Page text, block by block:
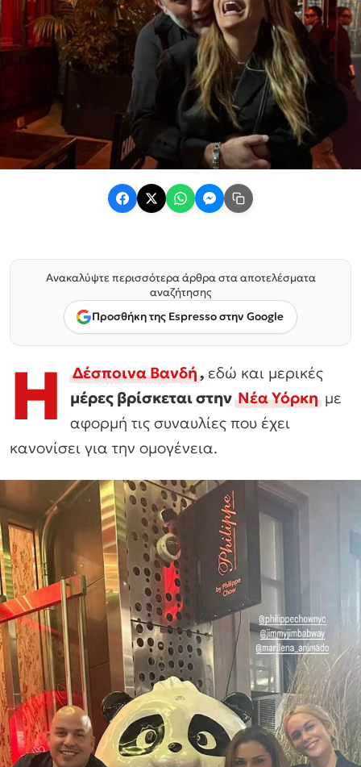
Ανακαλύψτε περισσότερα άρθρα στα αποτελέσματα
αναζήτησης
Προσθήκη της Espresso στην Google
Η Δέσποινα Βανδή, εδώ και μερικές
μέρες βρίσκεται στηνΝέα Υόρκημε
αφορμή τις συναυλίες που έχει
κανονίσει για την ομογένεια.